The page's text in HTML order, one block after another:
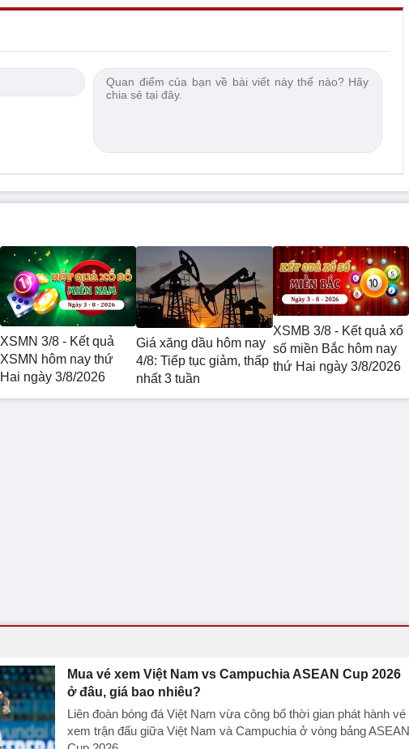
XSMN 3/8 - Kết quả
XSMN hôm nay thứ
Hai ngày 3/8/2026
Giá xăng dầu hôm nay
4/8: Tiếp tục giảm, thấp
nhất 3 tuần
XSMB 3/8 - Kết quả xổ
số miền Bắc hôm nay
thứ Hai ngày 3/8/2026
Mua vé xem Việt Nam vs Campuchia ASEAN Cup 2026
ở đâu, giá bao nhiêu?
Liên đoàn bóng đá Việt Nam vừa công bố thời gian phát hành vé
xem trận đấu giữa Việt Nam và Campuchia ở vòng bảng ASEAN